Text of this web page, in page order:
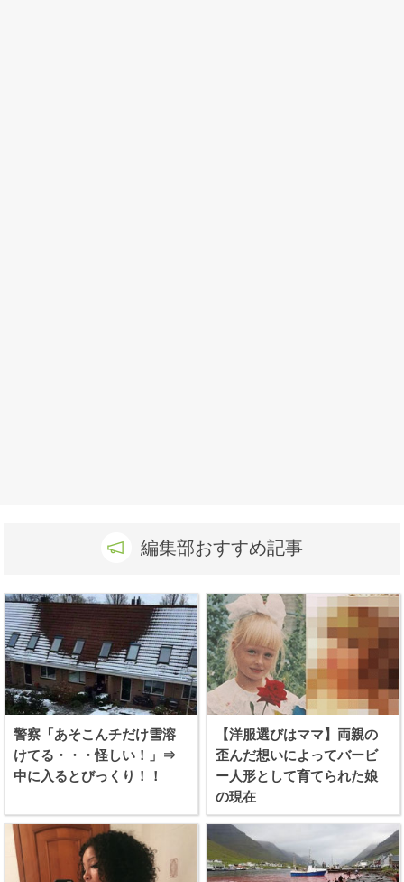
編集部おすすめ記事
警察「あそこんチだけ雪溶
けてる・・・怪しい！」⇒
中に入るとびっくり！！
【洋服選びはママ】両親の
歪んだ想いによってバービ
ー人形として育てられた娘
の現在